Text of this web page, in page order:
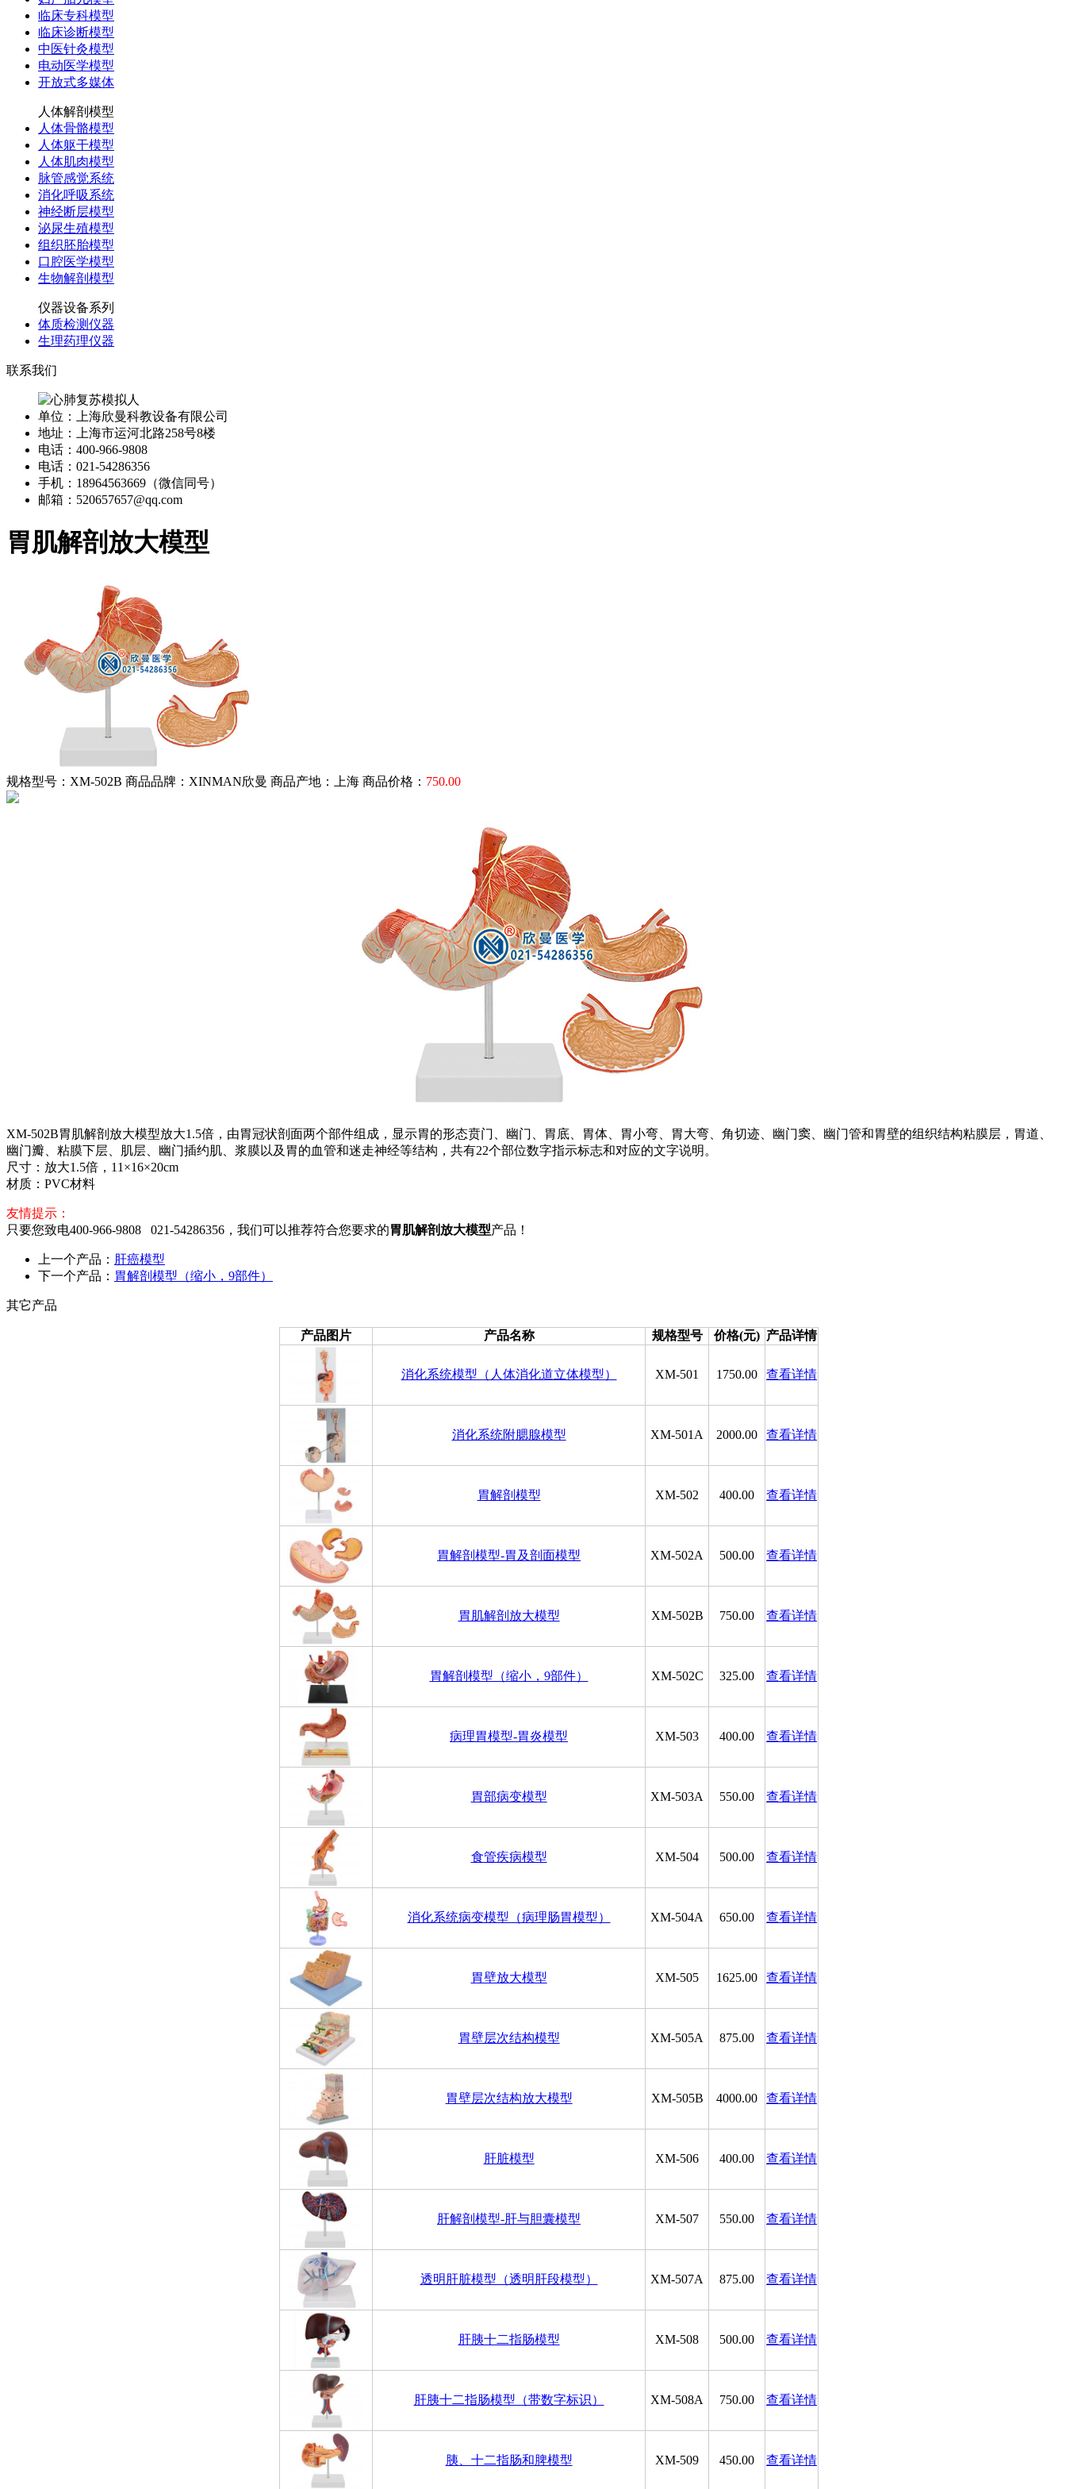
临床专科模型
临床诊断模型
中医针灸模型
电动医学模型
开放式多媒体
人体解剖模型
人体骨骼模型
人体躯干模型
人体肌肉模型
脉管感觉系统
消化呼吸系统
神经断层模型
泌尿生殖模型
组织胚胎模型
口腔医学模型
生物解剖模型
仪器设备系列
体质检测仪器
生理药理仪器
联系我们
单位：上海欣曼科教设备有限公司
地址：上海市运河北路258号8楼
电话：400-966-9808
电话：021-54286356
手机：18964563669（微信同号）
邮箱：520657657@qq.com
胃肌解剖放大模型
规格型号：XM-502B 商品品牌：XINMAN欣曼 商品产地：上海 商品价格： 750.00
XM-502B胃肌解剖放大模型放大1.5倍，由胃冠状剖面两个部件组成，显示胃的形态贲门、幽门、胃底、胃体、胃小弯、胃大弯、角切迹、幽门窦、幽门管和胃壁的组织结构粘膜层，胃道、
幽门瓣、粘膜下层、肌层、幽门插约肌、浆膜以及胃的血管和迷走神经等结构，共有22个部位数字指示标志和对应的文字说明。
尺寸：放大1.5倍，11×16×20cm
材质：PVC材料
友情提示：
只要您致电400-966-9808 021-54286356，我们可以推荐符合您要求的胃肌解剖放大模型产品！
上一个产品： 肝癌模型
下一个产品： 胃解剖模型（缩小，9部件）
其它产品
产品图片 产品名称 规格型号 价格(元) 产品详情
消化系统模型（人体消化道立体模型） XM-501 1750.00 查看详情
消化系统附腮腺模型 XM-501A 2000.00 查看详情
胃解剖模型 XM-502 400.00 查看详情
胃解剖模型-胃及剖面模型 XM-502A 500.00 查看详情
胃肌解剖放大模型 XM-502B 750.00 查看详情
胃解剖模型（缩小，9部件） XM-502C 325.00 查看详情
病理胃模型-胃炎模型 XM-503 400.00 查看详情
胃部病变模型 XM-503A 550.00 查看详情
食管疾病模型 XM-504 500.00 查看详情
消化系统病变模型（病理肠胃模型） XM-504A 650.00 查看详情
胃壁放大模型 XM-505 1625.00 查看详情
胃壁层次结构模型 XM-505A 875.00 查看详情
胃壁层次结构放大模型 XM-505B 4000.00 查看详情
肝脏模型 XM-506 400.00 查看详情
肝解剖模型-肝与胆囊模型 XM-507 550.00 查看详情
透明肝脏模型（透明肝段模型） XM-507A 875.00 查看详情
肝胰十二指肠模型 XM-508 500.00 查看详情
肝胰十二指肠模型（带数字标识） XM-508A 750.00 查看详情
胰、十二指肠和脾模型 XM-509 450.00 查看详情